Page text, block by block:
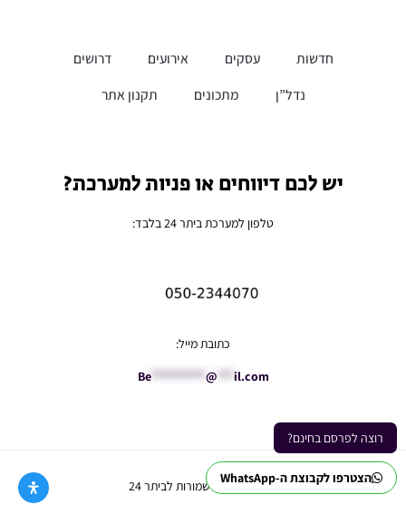
הצטרפו לקבוצת ה-WhatsApp
רוצה לפרסם בחינם?
חדשות עסקים אירועים
דרושים
נדל”ן
מתכונים תקנון אתר
יש לכם דיווחים או פניות למערכת?
טלפון למערכת ביתר 24 בלבד:
כתובת מייל:
Be********** @ *** il.com
Ⓒ כל הזכויות שמורות לביתר 24